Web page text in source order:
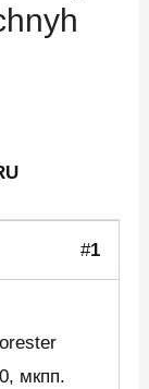
#1
мкпп.